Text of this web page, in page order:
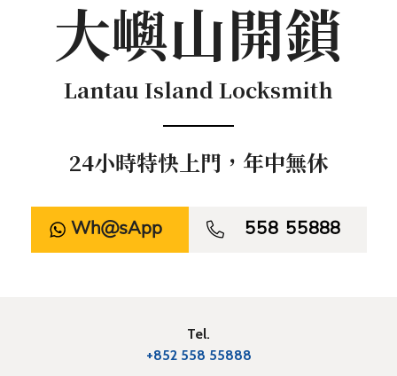
大嶼山開鎖
Lantau Island Locksmith
24小時特快上門，年中無休
WhatsApp  558 55888
Tel.
+852 558 55888